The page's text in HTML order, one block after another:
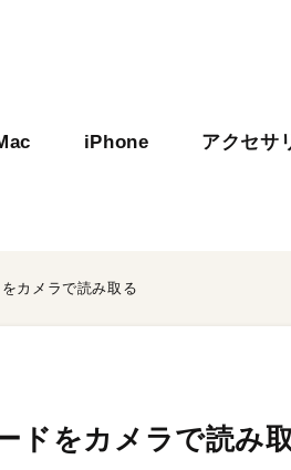
iPhone アクセサ
カメラで読み取る
ドをカメラで読み